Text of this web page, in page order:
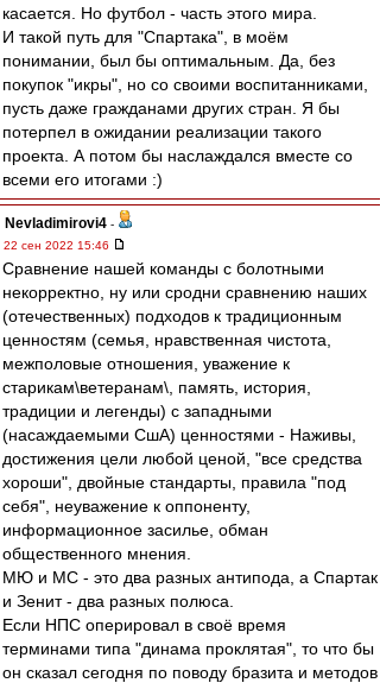
касается. Но футбол - часть этого мира.
И такой путь для "Спартака", в моём
понимании, был бы оптимальным. Да, без
покупок "икры", но со своими воспитанниками,
пусть даже гражданами других стран. Я бы
потерпел в ожидании реализации такого
проекта. А потом бы наслаждался вместе со
всеми его итогами :)
Nevladimirovi4 -
22 сен 2022 15:46
Сравнение нашей команды с болотными
некорректно, ну или сродни сравнению наших
(отечественных) подходов к традиционным
ценностям (семья, нравственная чистота,
межполовые отношения, уважение к
старикам\ветеранам\, память, история,
традиции и легенды) с западными
(насаждаемыми СшА) ценностями - Наживы,
достижения цели любой ценой, "все средства
хороши", двойные стандарты, правила "под
себя", неуважение к оппоненту,
информационное засилье, обман
общественного мнения.
МЮ и МС - это два разных антипода, а Спартак
и Зенит - два разных полюса.
Если НПС оперировал в своё время
терминами типа "динама проклятая", то что бы
он сказал сегодня по поводу бразита и методов